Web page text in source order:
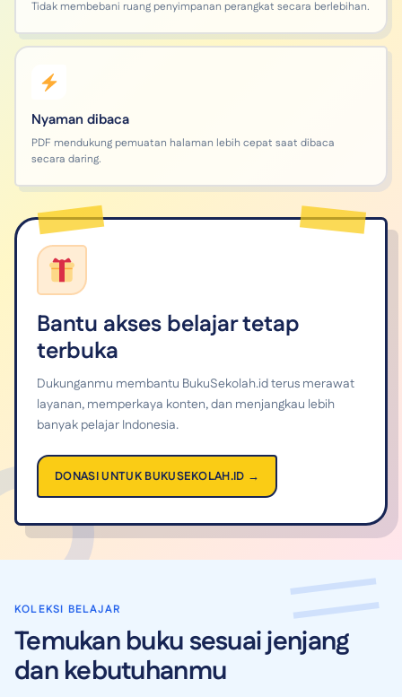
Tidak membebani ruang penyimpanan perangkat secara berlebihan.
Nyaman dibaca
PDF mendukung pemuatan halaman lebih cepat saat dibaca
secara daring.
Bantu akses belajar tetap
terbuka
Dukunganmu membantu BukuSekolah.id terus merawat
layanan, memperkaya konten, dan menjangkau lebih
banyak pelajar Indonesia.
DONASI UNTUK BUKUSEKOLAH.ID →
KOLEKSI BELAJAR
Temukan buku sesuai jenjang
dan kebutuhanmu